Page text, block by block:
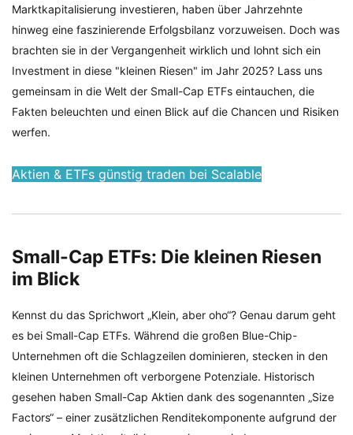
Marktkapitalisierung investieren, haben über Jahrzehnte
hinweg eine faszinierende Erfolgsbilanz vorzuweisen. Doch was
brachten sie in der Vergangenheit wirklich und lohnt sich ein
Investment in diese "kleinen Riesen" im Jahr 2025? Lass uns
gemeinsam in die Welt der Small-Cap ETFs eintauchen, die
Fakten beleuchten und einen Blick auf die Chancen und Risiken
werfen.
Aktien & ETFs günstig traden bei Scalable
Small-Cap ETFs: Die kleinen Riesen
im Blick
Kennst du das Sprichwort „Klein, aber oho“? Genau darum geht
es bei Small-Cap ETFs. Während die großen Blue-Chip-
Unternehmen oft die Schlagzeilen dominieren, stecken in den
kleinen Unternehmen oft verborgene Potenziale. Historisch
gesehen haben Small-Cap Aktien dank des sogenannten „Size
Factors“ – einer zusätzlichen Renditekomponente aufgrund der